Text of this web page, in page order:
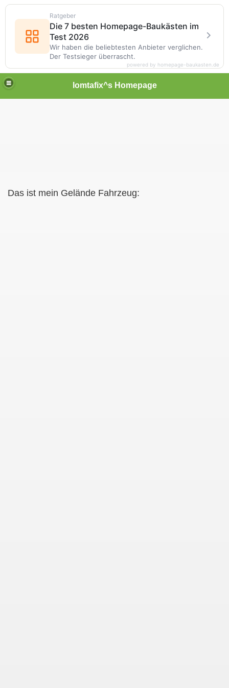
lomtafix^s Homepage
Das ist mein Gelände Fahrzeug:
Ratgeber
Die 7 besten Homepage-Baukästen im
Test 2026
Wir haben die beliebtesten Anbieter verglichen.
Der Testsieger überrascht.
powered by homepage-baukasten.de